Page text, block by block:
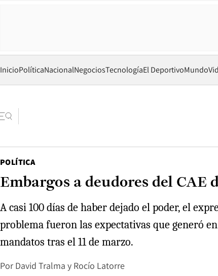
InicioPolíticaNacionalNegociosTecnologíaEl DeportivoMundo
POLÍTICA
Embargos a deudores del
A casi 100 días de haber dejado el poder, el
problema fueron las expectativas que generó
mandatos tras el 11 de marzo.
Por David Tralma y Rocío Latorre